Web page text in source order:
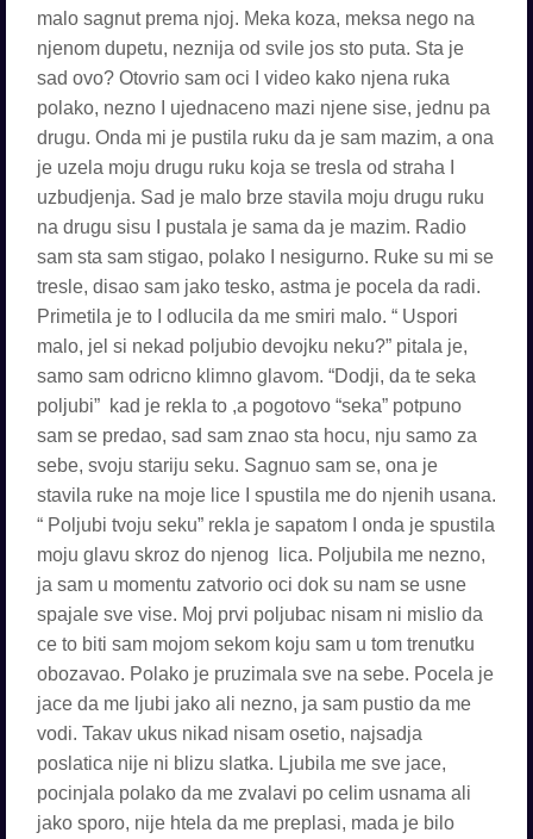
malo sagnut prema njoj. Meka koza, meksa nego na
njenom dupetu, neznija od svile jos sto puta. Sta je
sad ovo? Otovrio sam oci I video kako njena ruka
polako, nezno I ujednaceno mazi njene sise, jednu pa
drugu. Onda mi je pustila ruku da je sam mazim, a ona
je uzela moju drugu ruku koja se tresla od straha I
uzbudjenja. Sad je malo brze stavila moju drugu ruku
na drugu sisu I pustala je sama da je mazim. Radio
sam sta sam stigao, polako I nesigurno. Ruke su mi se
tresle, disao sam jako tesko, astma je pocela da radi.
Primetila je to I odlucila da me smiri malo. “ Uspori
malo, jel si nekad poljubio devojku neku?” pitala je,
samo sam odricno klimno glavom. “Dodji, da te seka
poljubi” kad je rekla to ,a pogotovo “seka” potpuno
sam se predao, sad sam znao sta hocu, nju samo za
sebe, svoju stariju seku. Sagnuo sam se, ona je
stavila ruke na moje lice I spustila me do njenih usana.
“ Poljubi tvoju seku” rekla je sapatom I onda je spustila
moju glavu skroz do njenog lica. Poljubila me nezno,
ja sam u momentu zatvorio oci dok su nam se usne
spajale sve vise. Moj prvi poljubac nisam ni mislio da
ce to biti sam mojom sekom koju sam u tom trenutku
obozavao. Polako je pruzimala sve na sebe. Pocela je
jace da me ljubi jako ali nezno, ja sam pustio da me
vodi. Takav ukus nikad nisam osetio, najsadja
poslatica nije ni blizu slatka. Ljubila me sve jace,
pocinjala polako da me zvalavi po celim usnama ali
jako sporo, nije htela da me preplasi, mada je bilo